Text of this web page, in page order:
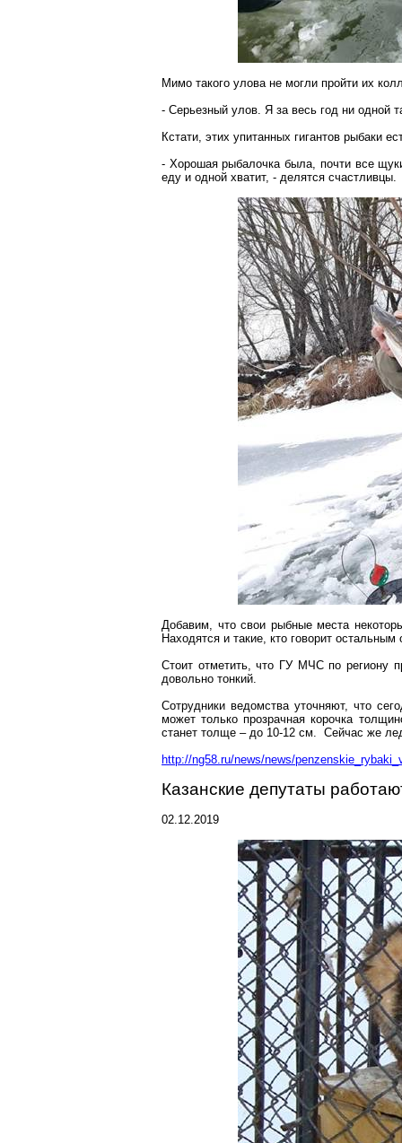
Мимо такого улова не могли пройти их
- Серьезный улов. Я за весь год ни одной
Кстати, этих упитанных гигантов рыбаки
- Хорошаярыбалочкабыла, почти все
еду и одной хватит, - делятся счастливцы.
Добавим, что свои рыбные места
Находятся и такие, кто говорит
Стоит отметить, что ГУ МЧС по региону
довольно тонкий.
Сотрудники ведомства уточняют, что
может только прозрачная корочка
станет толще – до 10-12 см. Сейчас же
http://ng58.ru/news/news/
Казанские депутаты
02.12.2019